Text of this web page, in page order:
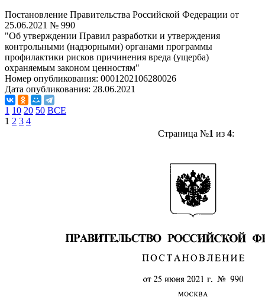
Постановление Правительства Российской Федерации от
25.06.2021 № 990
"Об утверждении Правил разработки и утверждения
контрольными (надзорными) органами программы
профилактики рисков причинения вреда (ущерба)
охраняемым законом ценностям"
Номер опубликования: 0001202106280026
Дата опубликования: 28.06.2021
1 10 20 50 ВСЕ
1 2 3 4
Страница №1 из 4: